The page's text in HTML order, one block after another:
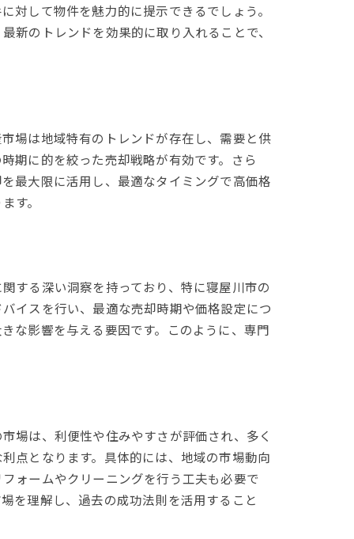
対して物件を魅力的に提示できるでしょう。
新のトレンドを効果的に取り入れることで、
場は地域特有のトレンドが存在し、需要と供
期に的を絞った売却戦略が有効です。さら
最大限に活用し、最適なタイミングで高価格
す。
する深い洞察を持っており、特に寝屋川市の
イスを行い、最適な売却時期や価格設定につ
な影響を与える要因です。このように、専門
場は、利便性や住みやすさが評価され、多く
点となります。具体的には、地域の市場動向
ォームやクリーニングを行う工夫も必要で
を理解し、過去の成功法則を活用すること